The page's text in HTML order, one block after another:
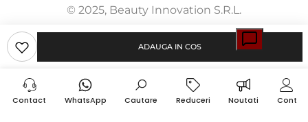
ADAUGA IN COS
© 2025, Beauty Innovation S.R.L.
Contact WhatsApp Cautare Reduceri Noutati Cont